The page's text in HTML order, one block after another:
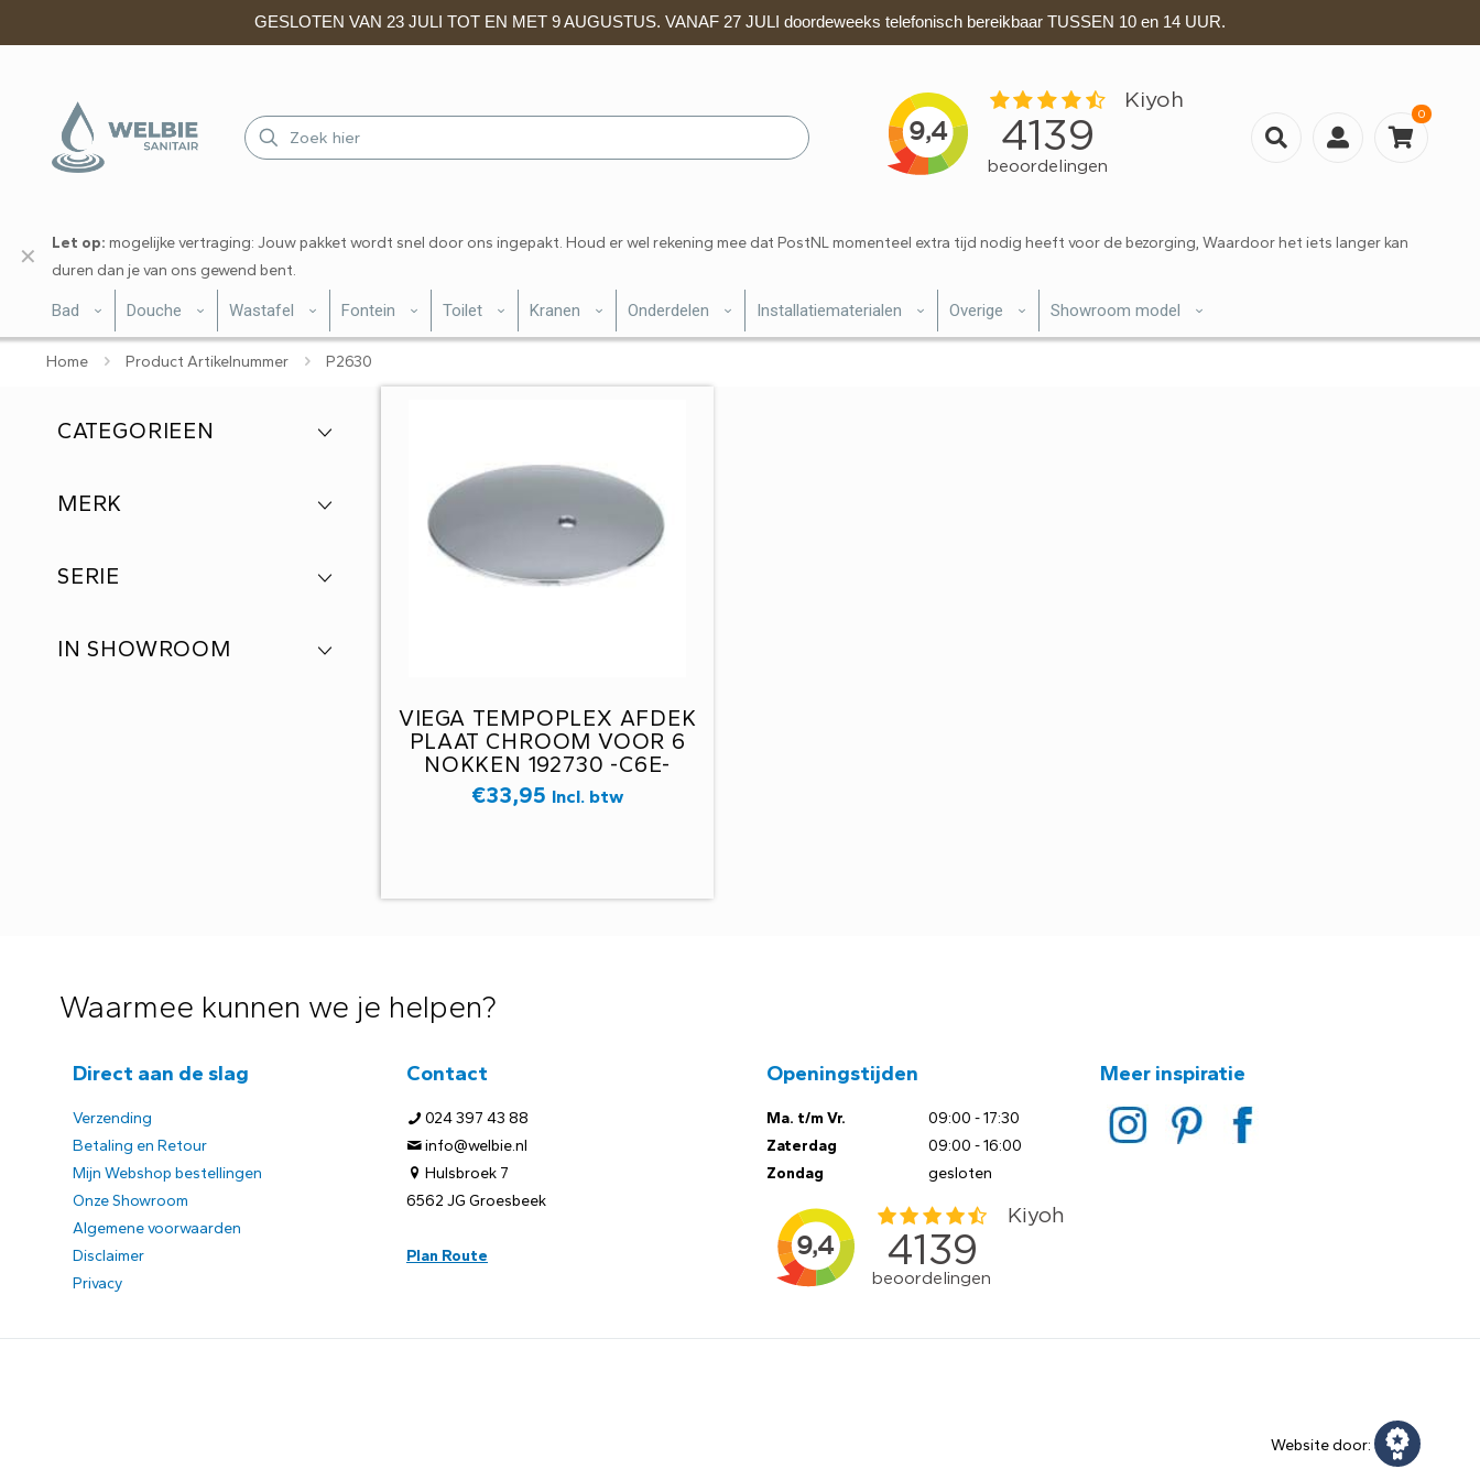
GESLOTEN VAN 23 JULI TOT EN MET 9 AUGUSTUS. VANAF 27 JULI doordeweeks telefonisch bereikbaar TUSSEN 10 en 14 UUR.
0
Let op: mogelijke vertraging: Jouw pakket wordt snel door ons ingepakt. Houd er wel rekening mee dat PostNL momenteel extra tijd nodig heeft voor de bezorging, Waardoor het iets langer kan
duren dan je van ons gewend bent.
✕
Bad Douche Wastafel Fontein Toilet Kranen Onderdelen Installatiematerialen Overige Showroom model
Home Product Artikelnummer P2630
VIEGA TEMPOPLEX AFDEK
PLAAT CHROOM VOOR 6
NOKKEN 192730 -C6E-
€33,95 Incl. btw
CATEGORIEEN
MERK
SERIE
IN SHOWROOM
Waarmee kunnen we je helpen?
Direct aan de slag
Verzending
Betaling en Retour
Mijn Webshop bestellingen
Onze Showroom
Algemene voorwaarden
Disclaimer
Privacy
Contact
024 397 43 88
info@welbie.nl
Hulsbroek 7
6562 JG Groesbeek
Plan Route
Openingstijden
Ma. t/m Vr.
Zaterdag
Zondag
09:00 - 17:30
09:00 - 16:00
gesloten
Meer inspiratie
Website door: